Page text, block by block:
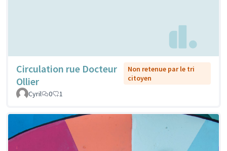
Circulation rue Docteur
Ollier
Non retenue par le tri
citoyen
Cyril
0 1